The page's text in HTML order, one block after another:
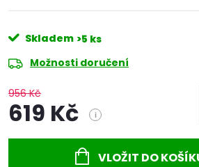
Skladem >5 ks
Možnosti doručení
956 Kč
619 Kč i
VLOŽIT DO